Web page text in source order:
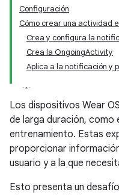
Configuración
Cómo crear una actividad
Crea y configura la
Crea la OngoingActivity
Aplica a la notificación y
Los dispositivos Wear
de larga duración, como
entrenamiento. Estas
proporcionar
usuario y a la que
Esto presenta un